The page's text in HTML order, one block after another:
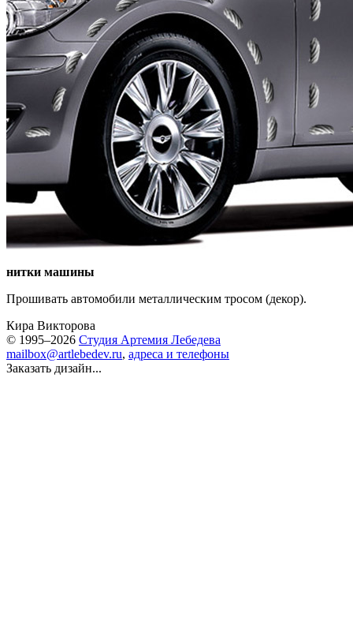
нитки машины
Прошивать автомобили металлическим тросом (декор).
Кира Викторова
© 1995–2026 Студия Артемия Лебедева
mailbox@artlebedev.ru, адреса и телефоны
Заказать дизайн...